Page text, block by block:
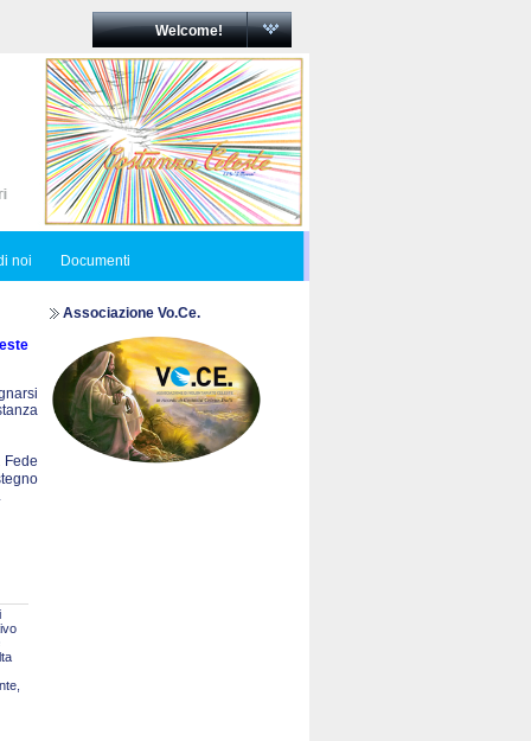
Welcome!
noi Documenti
Associazione Vo.Ce.